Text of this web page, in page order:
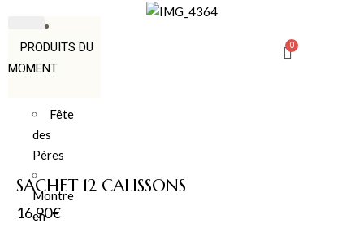
PRODUITS DU
MOMENT
Fête
des
Pères
Montre
en
SACHET 12 CALISSONS
16.90€